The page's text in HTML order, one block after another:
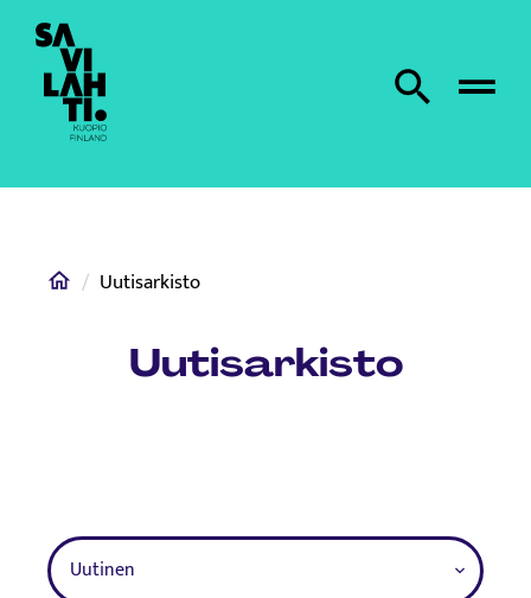
Etusivulle
Etsi sivustolta
HomeUutisarkisto
Uutisarkisto
Kategoria